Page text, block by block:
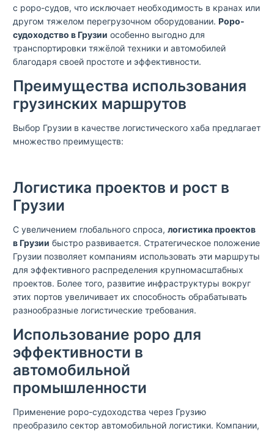
с роро-судов, что исключает необходимость в кранах или
другом тяжелом перегрузочном оборудовании. Роро-
судоходство в Грузии особенно выгодно для
транспортировки тяжёлой техники и автомобилей
благодаря своей простоте и эффективности.
Преимущества использования
грузинских маршрутов
Выбор Грузии в качестве логистического хаба предлагает
множество преимуществ:
Логистика проектов и рост в
Грузии
С увеличением глобального спроса, логистика проектов
в Грузии быстро развивается. Стратегическое положение
Грузии позволяет компаниям использовать эти маршруты
для эффективного распределения крупномасштабных
проектов. Более того, развитие инфраструктуры вокруг
этих портов увеличивает их способность обрабатывать
разнообразные логистические требования.
Использование роро для
эффективности в
автомобильной
промышленности
Применение роро-судоходства через Грузию
преобразило сектор автомобильной логистики. Компании,